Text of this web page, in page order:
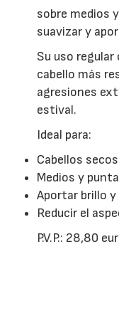
sobre medios
suavizar y
Su uso
cabello más
agresiones
estival.
Ideal para:
Cabellos
Medios y
Aportar brillo y
Reducir el
P.V.P.: 28,80